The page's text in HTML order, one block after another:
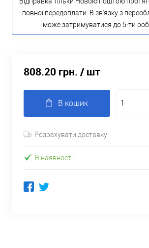
повної передоплати. В зв'язку з
може затримуватися до 5-ти
808.20 грн. / шт
В кошик
Розрахувати доставку
В наявності